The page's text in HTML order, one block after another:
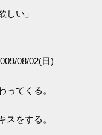
しい」
08/02(日)
ってくる。
スをする。